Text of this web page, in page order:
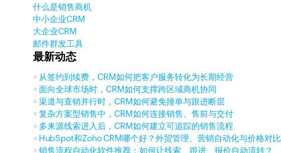
什么是销售商机
中小企业CRM
大企业CRM
邮件群发工具
最新动态
从签约到续费，CRM如何把客户服务转化为长期经营
面向全球市场时，CRM如何支撑跨区域商机协同
渠道与直销并行时，CRM如何避免撞单与跟进断层
复杂方案型销售中，CRM如何连接销售、售前与交付
多来源线索进入后，CRM如何建立可追踪的销售流程
HubSpot和Zoho CRM哪个好？外贸管理、营销自动化与价格对比
销售流程自动化软件推荐：如何让线索、跟进、报价自动流转？